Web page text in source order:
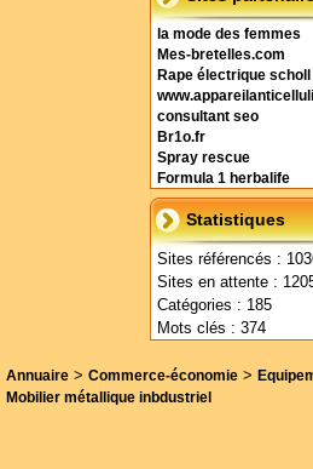
la mode des femmes
Mes-bretelles.com
Rape électrique scholl
consultant seo
Br1o.fr
Spray rescue
Formula 1 herbalife
Statistiques
Sites référencés :
Sites en attente :
Catégories : 185
Mots clés : 374
Annuaire > Commerce-économie >
Mobilier métallique inbdustriel